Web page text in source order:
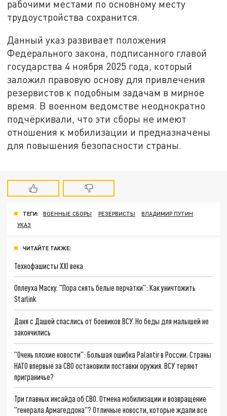
рабочими местами по основному месту
трудоустройства сохранится.
Данный указ развивает положения
Федерального закона, подписанного главой
государства 4 ноября 2025 года, который
заложил правовую основу для привлечения
резервистов к подобным задачам в мирное
время. В военном ведомстве неоднократно
подчёркивали, что эти сборы не имеют
отношения к мобилизации и предназначены
для повышения безопасности страны.
ТЕГИ: ВОЕННЫЕ СБОРЫ РЕЗЕРВИСТЫ
ВЛАДИМИР ПУТИН
УКАЗ
ЧИТАЙТЕ ТАКЖЕ:
Технофашисты XXI века
Оплеуха Маску. "Пора снять белые перчатки": Как уничтожить
Starlink
Даня с Дашей спаслись от боевиков ВСУ. Но беды для малышей не
закончились
"Очень плохие новости": Большая ошибка Palantir в России. Страны
НАТО впервые за СВО остановили поставки оружия. ВСУ теряют
приграничье?
Три главных инсайда об СВО. Отмена мобилизации и возвращение
"генерала Армагеддона"? Отличные новости, которые ждали все